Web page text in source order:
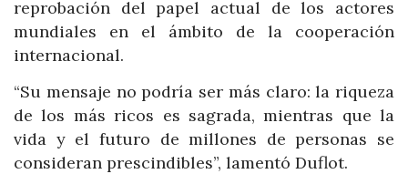
reprobación del papel actual de los actores
mundiales en el ámbito de la cooperación
internacional.
“Su mensaje no podría ser más claro: la riqueza
de los más ricos es sagrada, mientras que la
vida y el futuro de millones de personas se
consideran prescindibles”, lamentó Duflot.